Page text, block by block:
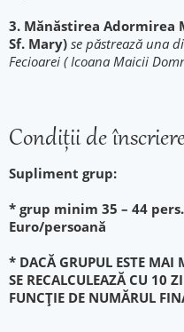
3. Mănăstirea Adormirea
Sf. Mary) se păstrează una
Fecioarei ( Icoana Maicii
Condiţii de
Supliment grup:
* grup minim 35 – 44
Euro/persoană
* DACĂ GRUPUL ESTE MAI
SE RECALCULEAZĂ CU 10
FUNCȚIE DE NUMĂRUL